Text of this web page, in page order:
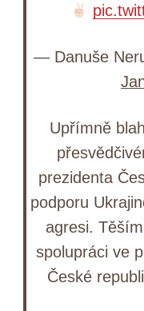
— Danuše
Upřímně
prezidenta
podporu
agresi.
spolupráci ve
České